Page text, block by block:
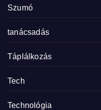
Szumó
tanácsadás
Táplálkozás
Tech
Technológia